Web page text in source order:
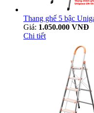
Thang ghế 5 bậc
Giá: 1.050.000 VNĐ
Chi tiết